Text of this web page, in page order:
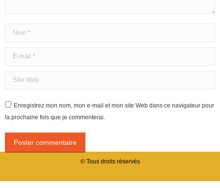
Nom *
E-mail *
Site Web
Enregistrez mon nom, mon e-mail et mon site Web dans ce navigateur pour
la prochaine fois que je commenterai.
Poster commentaire
© Tous droits réservés